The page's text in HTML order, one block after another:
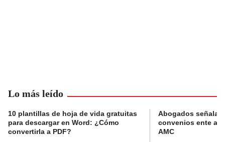
Lo más leído
10 plantillas de hoja de vida gratuitas
para descargar en Word: ¿Cómo
convertirla a PDF?
Abogados
convenios ente
AMC